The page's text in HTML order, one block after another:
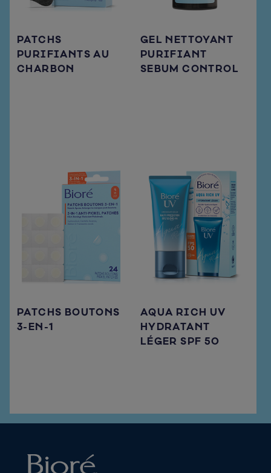
PATCHS
PURIFIANTS AU
CHARBON
GEL NETTOYANT
PURIFIANT
SEBUM CONTROL
PATCHS BOUTONS
3-EN-1
AQUA RICH UV
HYDRATANT
LÉGER SPF 50